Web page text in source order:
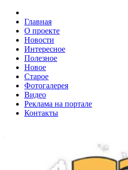
Главная
О проекте
Новости
Интересное
Полезное
Новое
Старое
Фотогалерея
Видео
Реклама на портале
Контакты